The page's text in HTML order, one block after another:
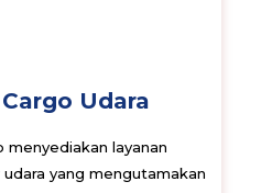
Udara
menyediakan layanan
yang mengutamakan